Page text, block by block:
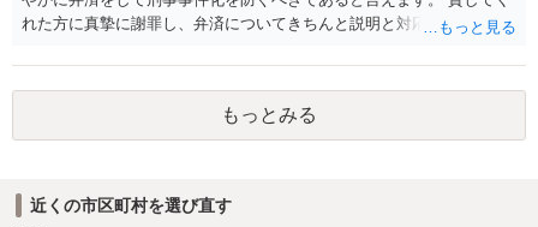
れた方に真摯に謝罪し、弁済についてきちんと説明と対応を行ってい
もっとみる
近くの市区町村を選び直す